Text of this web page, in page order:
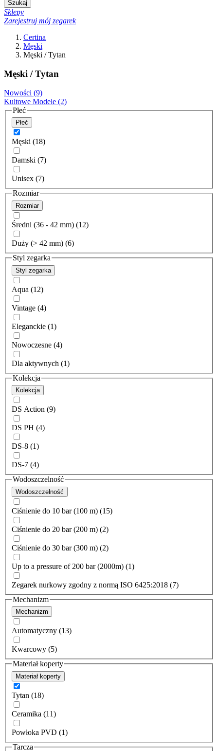
Szukaj
Sklepy
Zarejestruj mój zegarek
Certina
Męski
Męski / Tytan
Męski / Tytan
Nowości (9)
Kultowe Modele (2)
Płeć
Płeć
Męski (18)
Damski (7)
Unisex (7)
Rozmiar
Rozmiar
Średni (36 - 42 mm) (12)
Duży (> 42 mm) (6)
Styl zegarka
Styl zegarka
Aqua (12)
Vintage (4)
Eleganckie (1)
Nowoczesne (4)
Dla aktywnych (1)
Kolekcja
Kolekcja
DS Action (9)
DS PH (4)
DS-8 (1)
DS-7 (4)
Wodoszczelność
Wodoszczelność
Ciśnienie do 10 bar (100 m) (15)
Ciśnienie do 20 bar (200 m) (2)
Ciśnienie do 30 bar (300 m) (2)
Up to a pressure of 200 bar (2000m) (1)
Zegarek nurkowy zgodny z normą ISO 6425:2018 (7)
Mechanizm
Mechanizm
Automatyczny (13)
Kwarcowy (5)
Materiał koperty
Materiał koperty
Tytan (18)
Ceramika (11)
Powłoka PVD (1)
Tarcza